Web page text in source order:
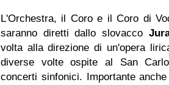
L'Orchestra, il Coro e il Coro di
saranno diretti dallo slovacco
volta alla direzione di un'opera
diverse volte ospite al San
concerti sinfonici. Importante